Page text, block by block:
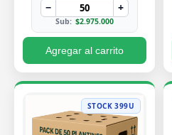
− +
Sub: $2.975.000
Agregar al carrito
STOCK 399U